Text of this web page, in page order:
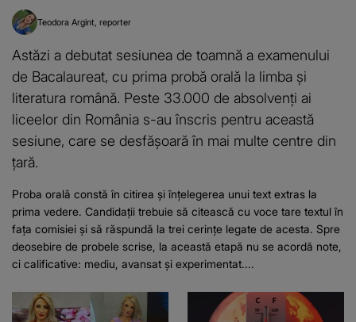
Teodora Argint reporter
Astăzi a debutat sesiunea de toamnă a examenului
de Bacalaureat, cu prima probă orală la limba și
literatura română. Peste 33.000 de absolvenți ai
liceelor din România s-au înscris pentru această
sesiune, care se desfășoară în mai multe centre din
țară.
Proba orală constă în citirea și înțelegerea unui text extras la
prima vedere. Candidații trebuie să citească cu voce tare textul în
fața comisiei și să răspundă la trei cerințe legate de acesta. Spre
deosebire de probele scrise, la această etapă nu se acordă note,
ci calificative: mediu, avansat și experimentat....